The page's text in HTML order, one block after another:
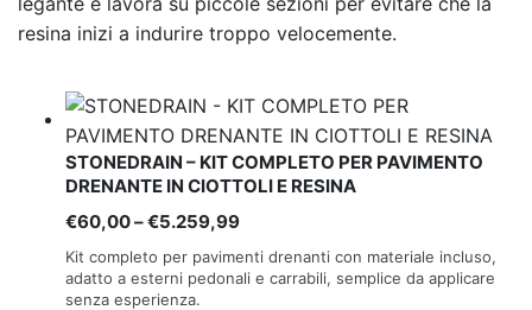
resina inizi a indurire troppo velocemente.
STONEDRAIN – KIT COMPLETO PER PAVIMENTO
DRENANTE IN CIOTTOLI E RESINA
€60,00–€5.259,99Fascia
di
prezzo:
Kit completo per pavimenti drenanti con materiale incluso,
adatto a esterni pedonali e carrabili, semplice da applicare
senza esperienza.